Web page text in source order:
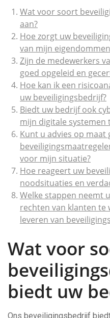
Wat voor soort
aan?
Hoe zorgt uw
van mijn
Zijn de medewerkers
goed opgeleid en
Hoe kan ik een
uw beveiligingsbedrijf?
Biedt uw bedrijf ook
mijn digitale systemen
Kunt u advies op maat
voor mijn situatie?
Hoe reageert uw
noodsituaties en
Welke stappen neemt
rechten van klanten
leveren van
Wat voor
biedt uw
Ons beveiligingsbedrijf